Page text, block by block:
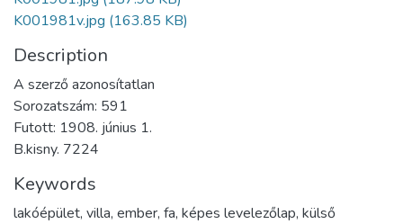
K001981v.jpg (163.85 KB)
Description
A szerző azonosítatlan
Sorozatszám: 591
Futott: 1908. június 1.
B.kisny. 7224
Keywords
lakóépület, villa, ember, fa, képes levelezőlap, külső